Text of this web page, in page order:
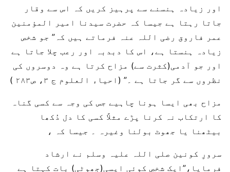
اور زیادہ ہنسنے سے پرہیز کریں کہ اس سے وقار
جاتا رہتا ہے جیسا کہ حضرت سیدنا امیر المؤمنین
عمر فاروق رضی اللہ عنہ فرماتے ہیں کہ” جو شخص
زیادہ ہنستا ہے، اس کا دبدبہ اور رعب چلا جاتا ہے
اور جو آدمی(کثرت سے) مزاح کرتا ہے وہ دوسروں کی
نظروں سے گر جاتا ہے ۔” (احیاء العلوم ج ۳، ص۲۸۳ )
مزاح بھی ایسا ہونا چاہيے جس کی وجہ سے کسی گناہ
کا ارتکاب نہ کرنا پڑے مثلاً کسی کا دل دُکھا
بیٹھنا یا جھوٹ بولنا وغیرہ ۔ جیسا کہ ،
سرورِ کونین صلی اللہ علیہ وسلم نے ارشاد
فرمایا،”ایک شخص کوئی ایسی(جھوٹی) بات کہتا ہے